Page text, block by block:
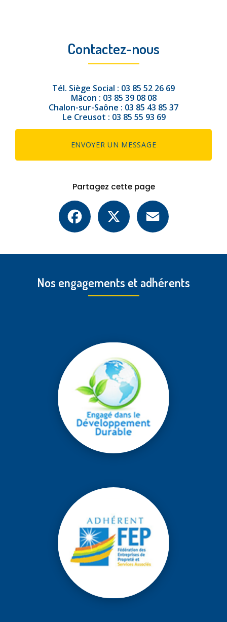
Contactez-nous
Tél. Siège Social : 03 85 52 26 69
Mâcon : 03 85 39 08 08
Chalon-sur-Saône : 03 85 43 85 37
Le Creusot : 03 85 55 93 69
ENVOYER UN MESSAGE
Partagez cette page
Facebook
Nos engagements et adhérents